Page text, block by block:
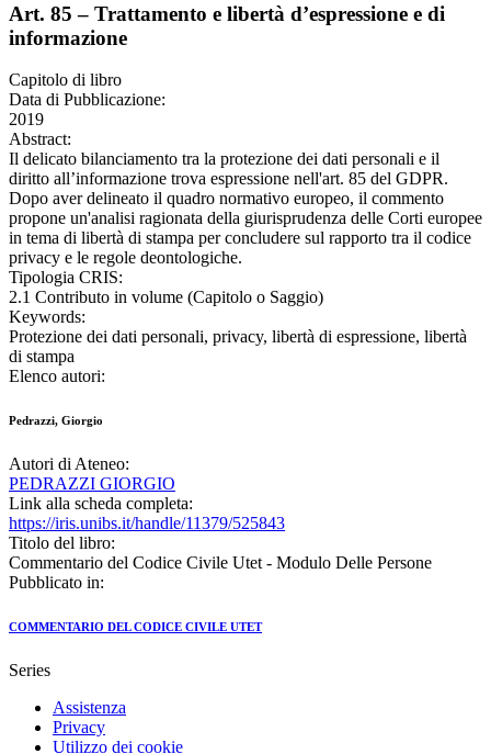
Art. 85 – Trattamento e libertà d’espressione e di
informazione
Capitolo di libro
Data di Pubblicazione:
2019
Abstract:
Il delicato bilanciamento tra la protezione dei dati personali e il
diritto all’informazione trova espressione nell'art. 85 del GDPR.
Dopo aver delineato il quadro normativo europeo, il commento
propone un'analisi ragionata della giurisprudenza delle Corti europee
in tema di libertà di stampa per concludere sul rapporto tra il codice
privacy e le regole deontologiche.
Tipologia CRIS:
2.1 Contributo in volume (Capitolo o Saggio)
Keywords:
Protezione dei dati personali, privacy, libertà di espressione, libertà
di stampa
Elenco autori:
Pedrazzi, Giorgio
Autori di Ateneo:
PEDRAZZI GIORGIO
Link alla scheda completa:
https://iris.unibs.it/handle/11379/525843
Titolo del libro:
Commentario del Codice Civile Utet - Modulo Delle Persone
Pubblicato in:
COMMENTARIO DEL CODICE CIVILE UTET
Series
Assistenza
Privacy
Utilizzo dei cookie